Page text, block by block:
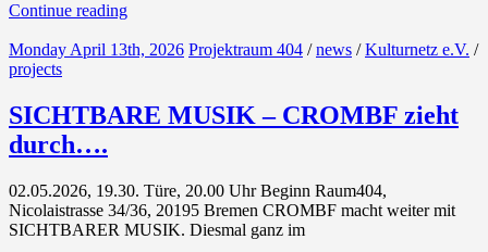
Continue reading
Monday April 13th, 2026 Projektraum 404 /news /Kulturnetz e.V. /
projects
SICHTBARE MUSIK – CROMBF zieht
durch….
02.05.2026, 19.30. Türe, 20.00 Uhr Beginn Raum404,
Nicolaistrasse 34/36, 20195 Bremen CROMBF macht weiter mit
SICHTBARER MUSIK. Diesmal ganz im